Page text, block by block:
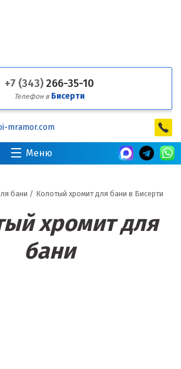
+7 (343) 266-35-10
Телефон в Бисерти
mramor.com
Меню
бани / Колотый хромит для бани в Бисерти
хромит для
бани